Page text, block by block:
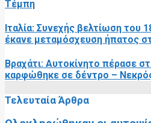
Τέμπη
Ιταλία: Συνεχής βελτίωση του
έκανε μεταμόσχευση ήπατος
Βραχάτι: Αυτοκίνητο πέρασε
καρφώθηκε σε δέντρο –
Τελευταία Άρθρα